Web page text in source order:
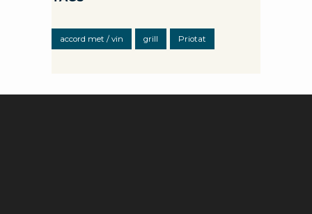
accord met / vin grill Priotat